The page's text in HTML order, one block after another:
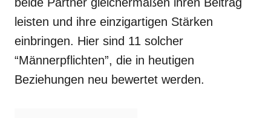
leisten und ihre einzigartigen Stärken
einbringen. Hier sind 11 solcher
“Männerpflichten”, die in heutigen
Beziehungen neu bewertet werden.